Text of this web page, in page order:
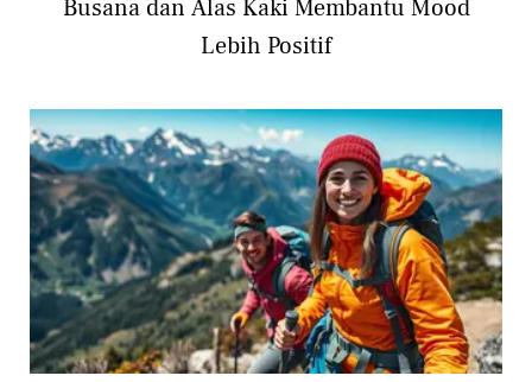
Busana dan Alas Kaki Membantu Mood
Lebih Positif